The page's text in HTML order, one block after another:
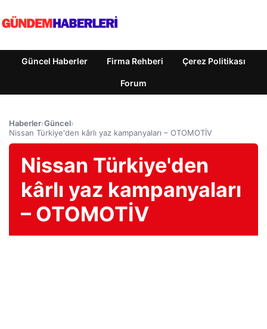
Güncel Haberler Firma Rehberi Çerez Politikası
Forum
Haberler›Güncel›
Nissan Türkiye'den kârlı yaz kampanyaları – OTOMOTİV
Nissan Türkiye'den
kârlı yaz kampanyaları
– OTOMOTİV